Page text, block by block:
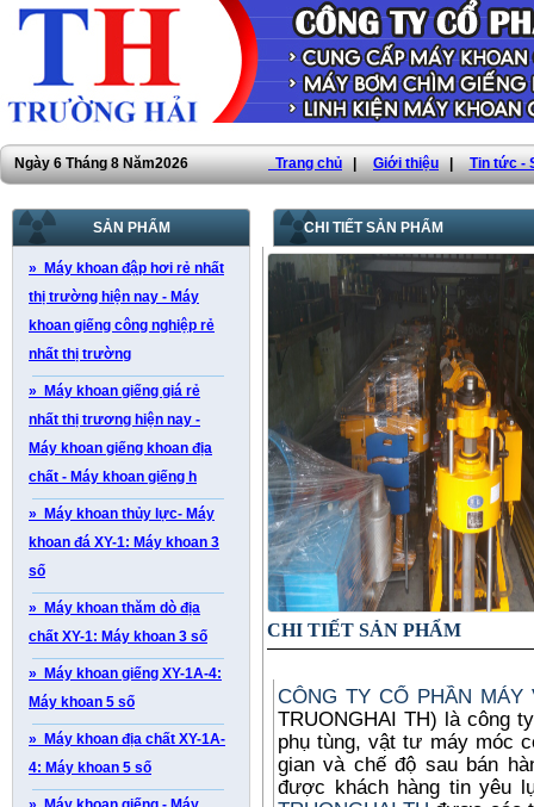
Ngày 6 Tháng 8 Năm2026 Trang chủ| Giới thiệu| Tin tức -
SẢN PHẨM
» Máy khoan đập hơi rẻ nhất
thị trường hiện nay - Máy
khoan giếng công nghiệp rẻ
nhất thị trường
» Máy khoan giếng giá rẻ
nhất thị trương hiện nay -
Máy khoan giếng khoan địa
chất - Máy khoan giếng h
» Máy khoan thủy lực- Máy
khoan đá XY-1: Máy khoan 3
số
» Máy khoan thăm dò địa
chất XY-1: Máy khoan 3 số
» Máy khoan giếng XY-1A-4:
Máy khoan 5 số
» Máy khoan địa chất XY-1A-
4: Máy khoan 5 số
CHI TIẾT SẢN PHẨM
CHI TIẾT SẢN PHẨM
CÔNG TY CỔ PHẦN
TRUONGHAI TH) là công
phụ tùng, vật tư máy móc
gian và chế độ sau bán
được khách hàng tin yêu